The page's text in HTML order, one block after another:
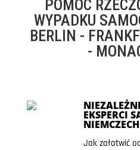
POMOC
WYPADKU
BERLIN -
-
EKSPERCI
NIEMCZECH
Jak załatwić